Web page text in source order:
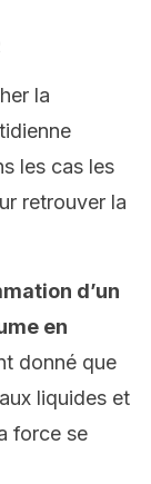
la
les cas les
retrouver la
d’un
en
donné que
liquides et
force se